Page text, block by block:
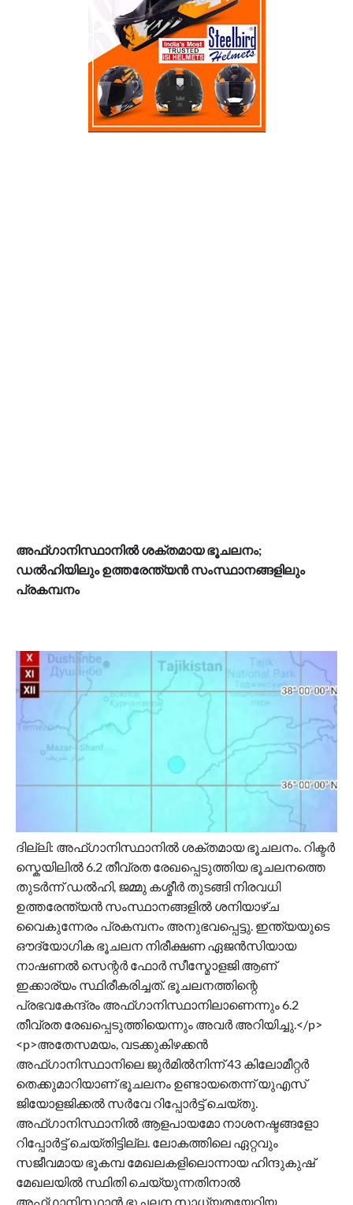
അഫ്ഗാനിസ്ഥാനിൽ ശക്തമായ ഭൂചലനം;
ഡൽഹിയിലും ഉത്തരേന്ത്യൻ സംസ്ഥാനങ്ങളിലും
പ്രകമ്പനം
ദില്ലി: അഫ്ഗാനിസ്ഥാനിൽ ശക്തമായ ഭൂചലനം. റിക്ടർ
സ്കെയിലിൽ 6.2 തീവ്രത രേഖപ്പെടുത്തിയ ഭൂചലനത്തെ
തുടർന്ന് ഡൽഹി, ജമ്മു കശ്മീർ തുടങ്ങി നിരവധി
ഉത്തരേന്ത്യൻ സംസ്ഥാനങ്ങളിൽ ശനിയാഴ്ച
വൈകുന്നേരം പ്രകമ്പനം അനുഭവപ്പെട്ടു. ഇന്ത്യയുടെ
ഔദ്യോഗിക ഭൂചലന നിരീക്ഷണ ഏജൻസിയായ
നാഷണൽ സെന്റർ ഫോർ സീസ്മോളജി ആണ്
ഇക്കാര്യം സ്ഥിരീകരിച്ചത്. ഭൂചലനത്തിന്റെ
പ്രഭവകേന്ദ്രം അഫ്ഗാനിസ്ഥാനിലാണെന്നും 6.2
തീവ്രത രേഖപ്പെടുത്തിയെന്നും അവർ അറിയിച്ചു.</p>
<p>അതേസമയം, വടക്കുകിഴക്കൻ
അഫ്ഗാനിസ്ഥാനിലെ ജുർമിൽനിന്ന് 43 കിലോമീറ്റർ
തെക്കുമാറിയാണ് ഭൂചലനം ഉണ്ടായതെന്ന് യുഎസ്
ജിയോളജിക്കൽ സർവേ റിപ്പോർട്ട് ചെയ്തു.
അഫ്ഗാനിസ്ഥാനിൽ ആളപായമോ നാശനഷ്ടങ്ങളോ
റിപ്പോർട്ട് ചെയ്തിട്ടില്ല. ലോകത്തിലെ ഏറ്റവും
സജീവമായ ഭൂകമ്പ മേഖലകളിലൊന്നായ ഹിന്ദുകുഷ്
മേഖലയിൽ സ്ഥിതി ചെയ്യുന്നതിനാൽ
അഫ്ഗാനിസ്ഥാൻ ഭൂചലന സാധ്യതയേറിയ